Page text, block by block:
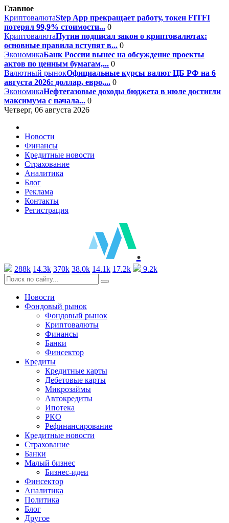
Главное
КриптовалютаStep App прекращает работу, токен FITFI
потерял 99,9% стоимости... 0
КриптовалютаПутин подписал закон о криптовалютах:
основные правила вступят в... 0
ЭкономикаБанк России вынес на обсуждение проекты
актов по ценным бумагам,... 0
Валютный рынокОфициальные курсы валют ЦБ РФ на 6
августа 2026: доллар, евро,... 0
ЭкономикаНефтегазовые доходы бюджета в июле достигли
максимума с начала... 0
Четверг, 06 августа 2026
Новости
Финансы
Кредитные новости
Страхование
Аналитика
Блог
Реклама
Контакты
Регистрация
.
288k 14.3k 370k 38.0k 14.1k 17.2k 9.2k
Новости
Фондовый рынок
Фондовый рынок
Криптовалюты
Финансы
Банки
Финсектор
Кредиты
Кредитные карты
Дебетовые карты
Микрозаймы
Автокредиты
Ипотека
РКО
Рефинансирование
Кредитные новости
Страхование
Банки
Малый бизнес
Бизнес-идеи
Финсектор
Аналитика
Политика
Блог
Другое